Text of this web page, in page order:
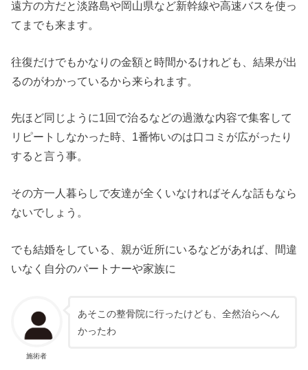
遠方の方だと淡路島や岡山県など新幹線や高速バスを使っ
てまでも来ます。
往復だけでもかなりの金額と時間かるけれども、結果が出
るのがわかっているから来られます。
先ほど同じように1回で治るなどの過激な内容で集客して
リピートしなかった時、1番怖いのは口コミが広がったり
すると言う事。
その方一人暮らしで友達が全くいなければそんな話もなら
ないでしょう。
でも結婚をしている、親が近所にいるなどがあれば、間違
いなく自分のパートナーや家族に
施術者
あそこの整骨院に行ったけども、全然治らへん
かったわ